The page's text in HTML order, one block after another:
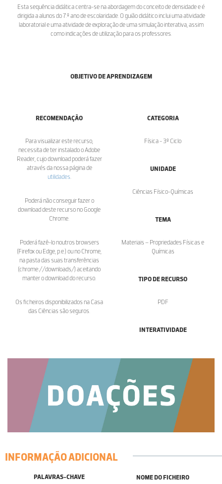
Esta sequência didática centra-se na abordagem do conceito de densidade e é
dirigida a alunos do 7.º ano de escolaridade. O guião didático inclui uma atividade
laboratorial e uma atividade de exploração de uma simulação interativa, assim
como indicações de utilização para os professores.
OBJETIVO DE APRENDIZAGEM
RECOMENDAÇÃO
Para visualizar este recurso,
necessita de ter instalado o Adobe
Reader, cujo download poderá fazer
através da nossa página de
utilidades
Poderá não conseguir fazer o
download deste recurso no Google
Chrome.
Poderá fazê-lo noutros browsers
(Firefox ou Edge, p.e.) ou no Chrome,
na pasta das suas transferências
(chrome://downloads/) aceitando
manter o download do recurso.
Os ficheiros disponibilizados na Casa
das Ciências são seguros.
CATEGORIA
Física - 3º Ciclo
UNIDADE
Ciências Físico-Químicas
TEMA
Materiais – Propriedades Físicas e
Químicas
TIPO DE RECURSO
PDF
INTERATIVIDADE
INFORMAÇÃO ADICIONAL
PALAVRAS-CHAVE NOME DO FICHEIRO